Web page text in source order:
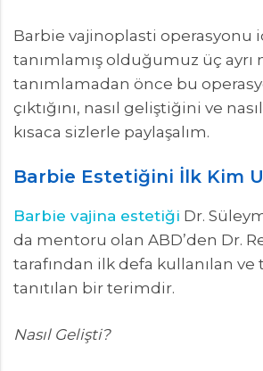
Barbie vajinoplasti operasyonu
tanımlamış olduğumuz üç ayrı
tanımlamadan önce bu
çıktığını, nasıl geliştiğini ve nasıl
kısaca sizlerle paylaşalım.
Barbie Estetiğini İlk Kim
Barbie vajina estetiği Dr.
da mentoru olan ABD’den Dr.
tarafından ilk defa kullanılan ve
tanıtılan bir terimdir.
Nasıl Gelişti?